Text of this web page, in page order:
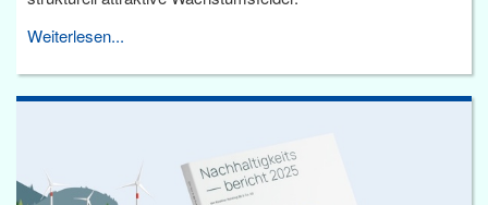
Weiterlesen...